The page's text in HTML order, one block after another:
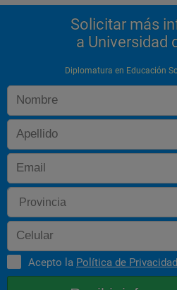
      Desarrollo de casos prácticos
    *
      Formación basada en competencias y habilidades
profesionales
    *
Incorporando la Convergencia
    *
      Intercambio y estancias en centros concertados del
extranjero, Europa y Latinoámerica
    *
      Convergencia Europea:
Solicitar más
a Universidad
Diplomatura en Educación
Acepto la Política de Privacidad